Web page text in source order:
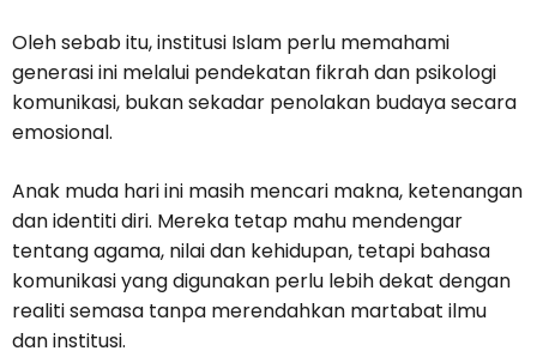
Oleh sebab itu, institusi Islam perlu memahami
generasi ini melalui pendekatan fikrah dan psikologi
komunikasi, bukan sekadar penolakan budaya secara
emosional.
Anak muda hari ini masih mencari makna, ketenangan
dan identiti diri. Mereka tetap mahu mendengar
tentang agama, nilai dan kehidupan, tetapi bahasa
komunikasi yang digunakan perlu lebih dekat dengan
realiti semasa tanpa merendahkan martabat ilmu
dan institusi.